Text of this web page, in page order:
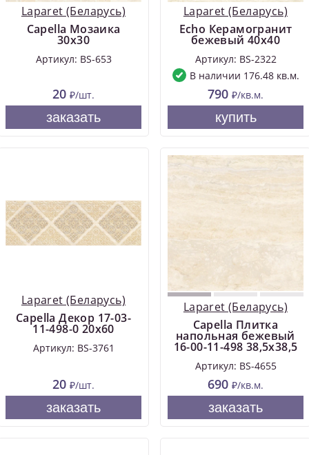
Laparet (Беларусь)
Capella Мозаика
30х30
Артикул: BS-653
20 ₽/шт.
заказать
Laparet (Беларусь)
Echo Керамогранит
бежевый 40х40
Артикул: BS-2322
В наличии 176.48 кв.м.
790 ₽/кв.м.
купить
Laparet (Беларусь)
Capella Декор 17-03-
11-498-0 20х60
Артикул: BS-3761
20 ₽/шт.
заказать
Laparet (Беларусь)
Capella Плитка
напольная бежевый
16-00-11-498 38,5х38,5
Артикул: BS-4655
690 ₽/кв.м.
заказать